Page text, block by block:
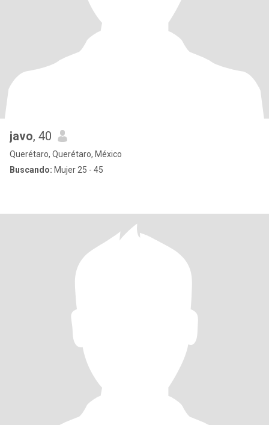
javo, 40
Querétaro, Querétaro, México
Buscando: Mujer 25 - 45